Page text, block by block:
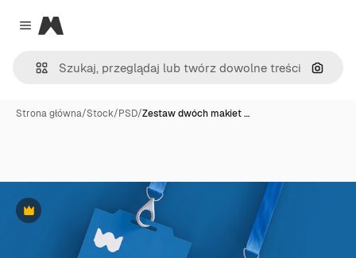
Close menu
Magnific
Szukaj
Strona główna/Stock/PSD/Zestaw dwóch makiet …
Premium